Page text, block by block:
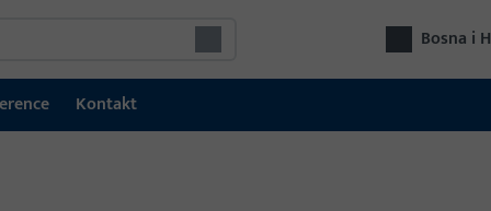
Bosna i
Kontakt